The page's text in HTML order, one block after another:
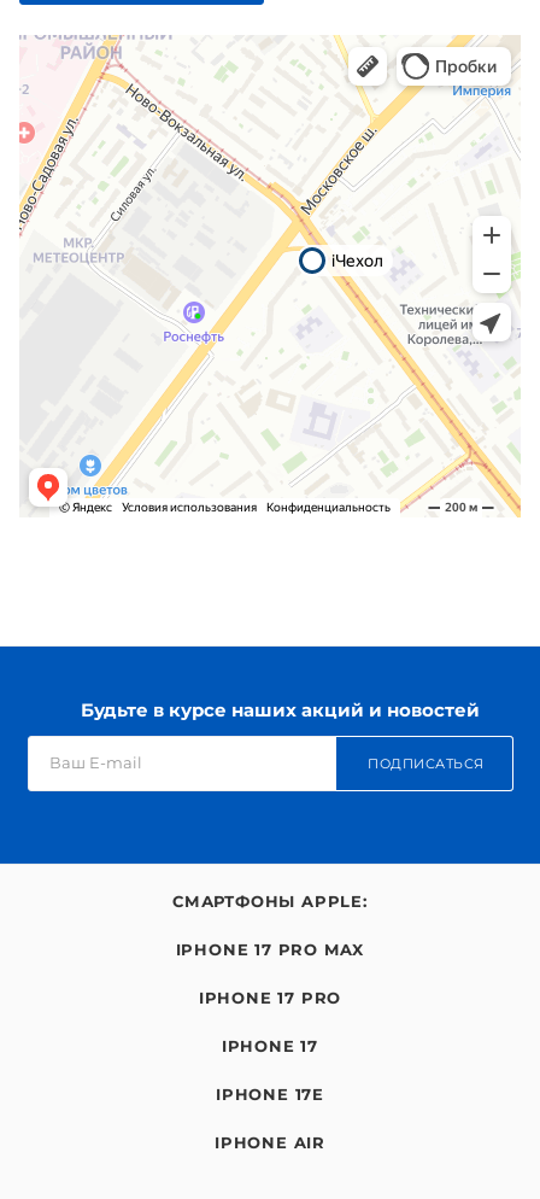
Будьте в курсе наших акций и новостей
ПОДПИСАТЬСЯ
СМАРТФОНЫ APPLE:
IPHONE 17 PRO MAX
IPHONE 17 PRO
IPHONE 17
IPHONE 17E
IPHONE AIR